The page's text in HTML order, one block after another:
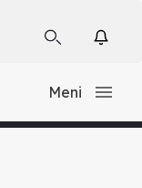
Meni